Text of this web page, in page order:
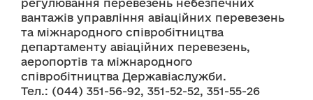
регулювання перевезень небезпечних
вантажів управління авіаційних перевезень
та міжнародного співробітництва
департаменту авіаційних перевезень,
аеропортів та міжнародного
співробітництва Державіаслужби.
Тел.: (044) 351-56-92, 351-52-52, 351-55-26